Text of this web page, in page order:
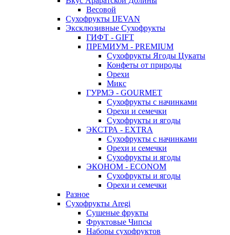
Весовой
Сухофрукты IJEVAN
Эксклюзивные Сухофрукты
ГИФТ - GIFT
ПРЕМИУМ - PREMIUM
Сухофрукты Ягоды Цукаты
Конфеты от природы
Орехи
Микс
ГУРМЭ - GOURMET
Сухофрукты с начинками
Орехи и семечки
Сухофрукты и ягоды
ЭКСТРА - EXTRA
Сухофрукты с начинками
Орехи и семечки
Сухофрукты и ягоды
ЭКОНОМ - ECONOM
Сухофрукты и ягоды
Орехи и семечки
Разное
Сухофрукты Aregi
Сушеные фрукты
Фруктовые Чипсы
Наборы сухофруктов